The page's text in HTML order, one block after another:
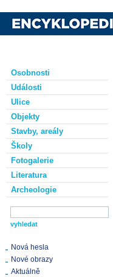
Osobnosti
Události
Ulice
Objekty
Stavby, areály
Školy
Fotogalerie
Literatura
Archeologie
Nová hesla
Nové obrazy
Aktuálně